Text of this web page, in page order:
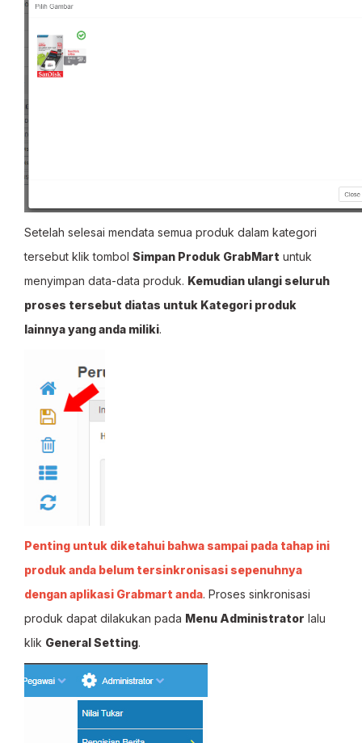
Setelah selesai mendata semua produk dalam kategori
tersebut klik tombol Simpan Produk GrabMart untuk
menyimpan data-data produk. Kemudian ulangi seluruh
proses tersebut diatas untuk Kategori produk
lainnya yang anda miliki.
Penting untuk diketahui bahwa sampai pada tahap ini
produk anda belum tersinkronisasi sepenuhnya
dengan aplikasi Grabmart anda. Proses sinkronisasi
produk dapat dilakukan pada Menu Administrator lalu
klik General Setting.